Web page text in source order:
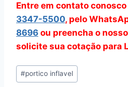
Entre em contato
3347-5500, pelo
8696 ou preencha o nosso
solicite sua cotação para
Tags
do
#portico inflavel